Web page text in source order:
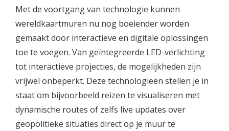
Met de voortgang van technologie kunnen
wereldkaartmuren nu nog boeiender worden
gemaakt door interactieve en digitale oplossingen
toe te voegen. Van geïntegreerde LED-verlichting
tot interactieve projecties, de mogelijkheden zijn
vrijwel onbeperkt. Deze technologieën stellen je in
staat om bijvoorbeeld reizen te visualiseren met
dynamische routes of zelfs live updates over
geopolitieke situaties direct op je muur te